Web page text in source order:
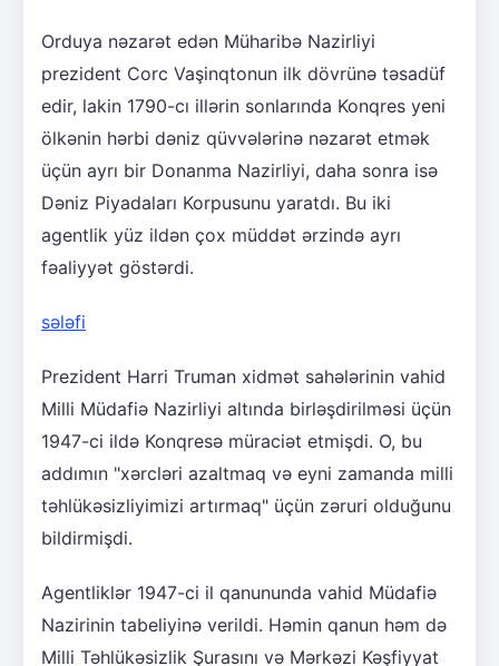
Orduya nəzarət edən Müharibə Nazirliyi
prezident Corc Vaşinqtonun ilk dövrünə təsadüf
edir, lakin 1790-cı illərin sonlarında Konqres yeni
ölkənin hərbi dəniz qüvvələrinə nəzarət etmək
üçün ayrı bir Donanma Nazirliyi, daha sonra isə
Dəniz Piyadaları Korpusunu yaratdı. Bu iki
agentlik yüz ildən çox müddət ərzində ayrı
fəaliyyət göstərdi.
sələfi
Prezident Harri Truman xidmət sahələrinin vahid
Milli Müdafiə Nazirliyi altında birləşdirilməsi üçün
1947-ci ildə Konqresə müraciət etmişdi. O, bu
addımın "xərcləri azaltmaq və eyni zamanda milli
təhlükəsizliyimizi artırmaq" üçün zəruri olduğunu
bildirmişdi.
Agentliklər 1947-ci il qanununda vahid Müdafiə
Nazirinin tabeliyinə verildi. Həmin qanun həm də
Milli Təhlükəsizlik Şurasını və Mərkəzi Kəşfiyyat